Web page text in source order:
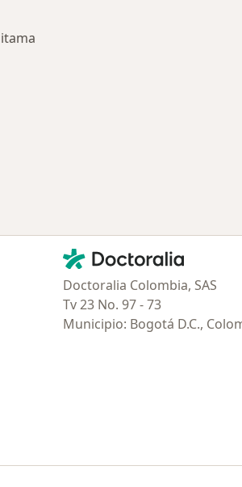
Contacto
Doctoralia - Página de inicio
Doctoralia Colombia, SAS
Tv 23 No. 97 - 73
Municipio: Bogotá D.C.,